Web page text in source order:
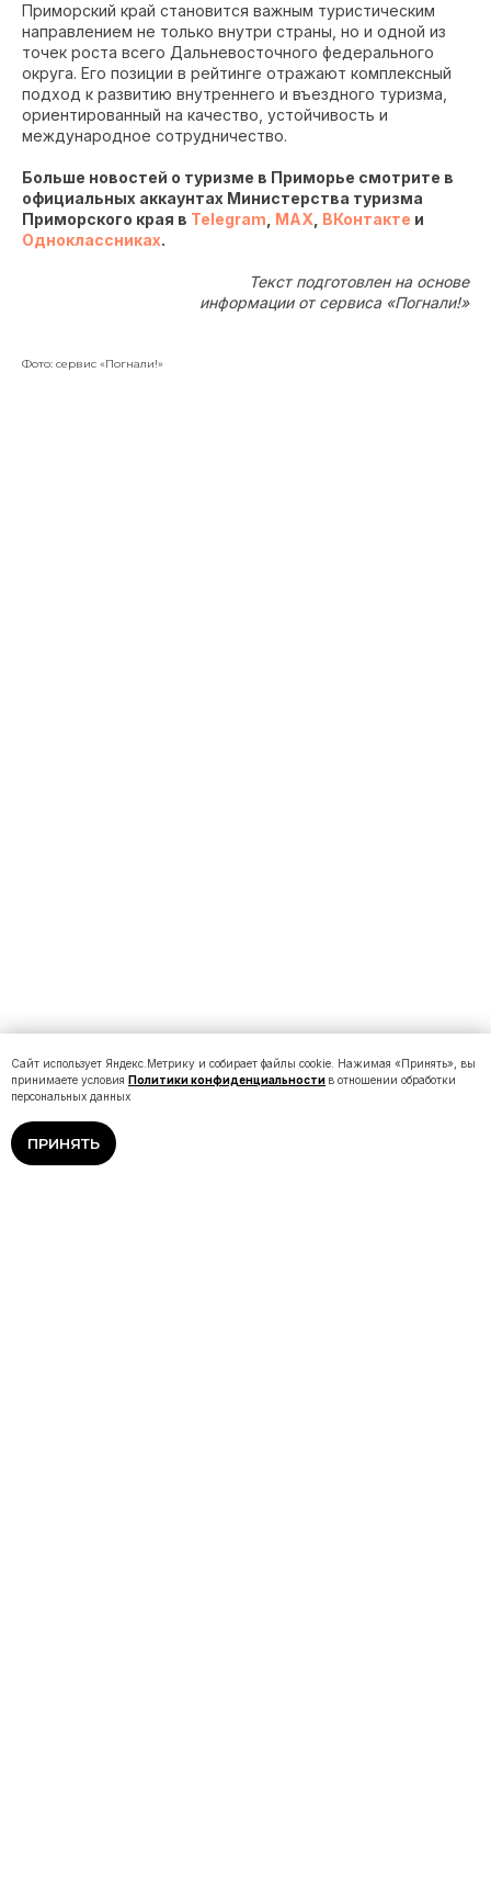
Приморский край становится важным туристическим
направлением не только внутри страны, но и одной из
точек роста всего Дальневосточного федерального
округа. Его позиции в рейтинге отражают комплексный
подход к развитию внутреннего и въездного туризма,
ориентированный на качество, устойчивость и
международное сотрудничество.
Больше новостей о туризме в Приморье смотрите в
официальных аккаунтах Министерства туризма
Приморского края в Telegram MAX ВКонтакте и
Одноклассниках.
Текст подготовлен на основе
информации от сервиса «Погнали!»
Фото: сервис «Погнали!»
Сайт использует Яндекс.Метрику и собирает файлы cookie. Нажимая «Принять», вы
принимаете условия Политики конфиденциальности в отношении обработки
персональных данных
ПРИНЯТЬ